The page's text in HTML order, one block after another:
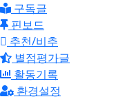
구독글
핀보드
추천/비추
별점평가글
활동기록
환경설정